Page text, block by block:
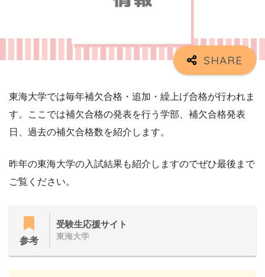
東海大学では毎年補欠合格・追加・繰上げ合格が行われま
す。ここでは補欠合格の発表を行う学部、補欠合格発表
日、過去の補欠合格数を紹介します。
昨年の東海大学の入試結果も紹介しますのでぜひ最後まで
ご覧ください。
参考
受験生応援サイト
東海大学